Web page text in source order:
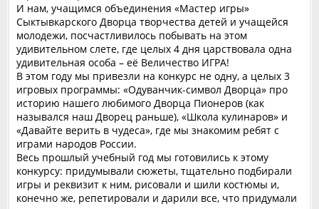
И нам, учащимся объединения «Мастер игры»
Сыктывкарского Дворца творчества детей и учащейся
молодежи, посчастливилось побывать на этом
удивительном слете, где целых 4 дня царствовала одна
удивительная особа – её Величество ИГРА!
В этом году мы привезли на конкурс не одну, а целых 3
игровых программы: «Одуванчик-символ Дворца» про
историю нашего любимого Дворца Пионеров (как
назывался наш Дворец раньше), «Школа кулинаров» и
«Давайте верить в чудеса», где мы знакомим ребят с
играми народов России.
Весь прошлый учебный год мы готовились к этому
конкурсу: придумывали сюжеты, тщательно подбирали
игры и реквизит к ним, рисовали и шили костюмы и,
конечно же, репетировали и дарили все, что придумали